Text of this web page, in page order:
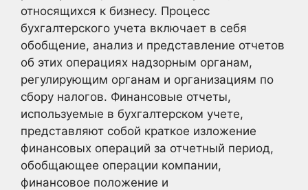
относящихся к бизнесу. Процесс
бухгалтерского учета включает в себя
обобщение, анализ и представление отчетов
об этих операциях надзорным органам,
регулирующим органам и организациям по
сбору налогов. Финансовые отчеты,
используемые в бухгалтерском учете,
представляют собой краткое изложение
финансовых операций за отчетный период,
обобщающее операции компании,
финансовое положение и